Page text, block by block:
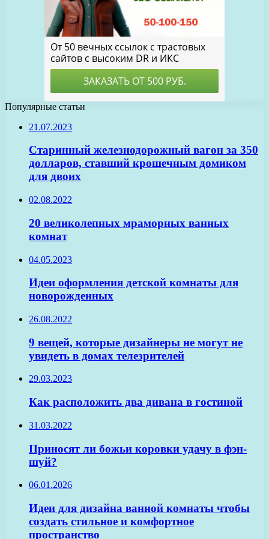
Популярные статьи
21.07.2023
Старинный железнодорожный вагон за 350
долларов, ставший крошечным домиком
для двоих
02.08.2022
20 великолепных мраморных ванных
комнат
04.05.2023
Идеи оформления детской комнаты для
новорожденных
26.08.2022
9 вещей, которые дизайнеры не могут не
увидеть в домах телезрителей
29.03.2023
Как расположить два дивана в гостиной
31.03.2022
Приносят ли божьи коровки удачу в фэн-
шуй?
06.01.2026
Идеи для дизайна ванной комнаты чтобы
создать стильное и комфортное
пространство